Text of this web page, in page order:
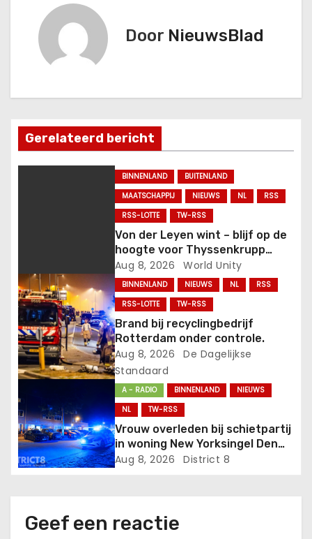
n
a
v
t
i
e
Door NieuwsBlad
Gerelateerd bericht
BINNENLAND
BUITENLAND
MAATSCHAPPIJ
NIEUWS NL
RSS
RSS-LOTTE
TW-RSS
Von der Leyen wint – blijf op de
hoogte voor Thyssenkrupp
Gate.
Aug 8, 2026 World Unity
BINNENLAND NIEUWS NL
RSS
RSS-LOTTE
TW-RSS
Brand bij recyclingbedrijf
Rotterdam onder controle.
Aug 8, 2026
De Dagelijkse
Standaard
A - RADIO BINNENLAND
NIEUWS
NL
TW-RSS
Vrouw overleden bij schietpartij
in woning New Yorksingel Den
Haag
Aug 8, 2026 District 8
Geef een reactie